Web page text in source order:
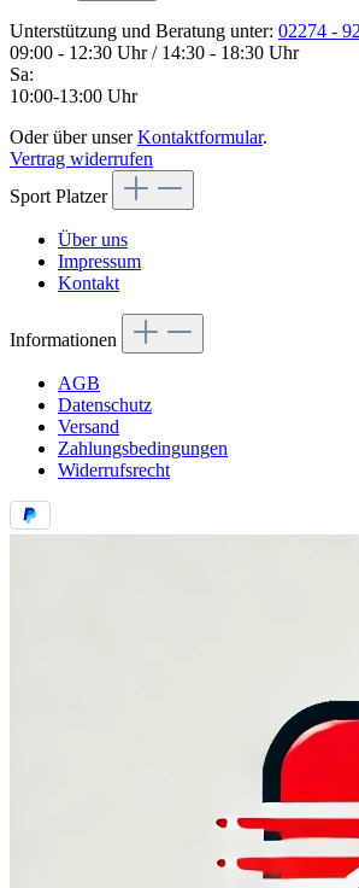
Unterstützung und Beratung unter: 02274 -
09:00 - 12:30 Uhr / 14:30 - 18:30 Uhr
Sa:
10:00-13:00 Uhr
Oder über unserKontaktformular.
Vertrag widerrufen
Sport Platzer
Über uns
Impressum
Kontakt
Informationen
AGB
Datenschutz
Versand
Zahlungsbedingungen
Widerrufsrecht